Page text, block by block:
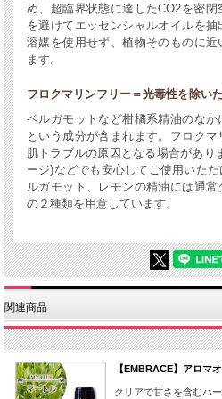
め、超臨界状態に達したCO2を密
を避けてエッセンシャルオイルを
溶媒を使用せず、植物そのものに近
ます。
フロクマリンフリー＝光毒性を除い
ベルガモットなど柑橘系精油のなか
という成分が含まれます。フロクマ
肌トラブルの原因となる場合があり
ージ)などでも安心してご使用いた
ルガモット、レモンの精油には通
の２種類を用意しています。
関連商品
【EMBRACE】アロマ
クリアで甘さを含むハ